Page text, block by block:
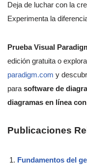
Deja de luchar con la
Experimenta la
Prueba Visual
edición gratuita o
paradigm.com y
para software de
diagramas en línea
Publicaciones
Fundamentos del